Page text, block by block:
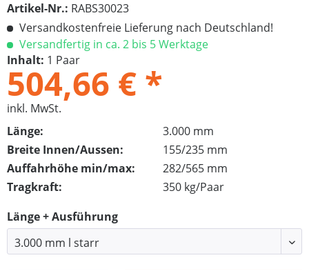
Artikel-Nr.: RABS30023
Versandkostenfreie Lieferung nach Deutschland!
Versandfertig in ca. 2 bis 5 Werktage
Inhalt: 1 Paar
504,66 € *
inkl. MwSt.
Länge:
3.000 mm
Breite Innen/Aussen:
155/235 mm
Auffahrhöhe min/max:
282/565 mm
Tragkraft:
350 kg/Paar
Länge + Ausführung